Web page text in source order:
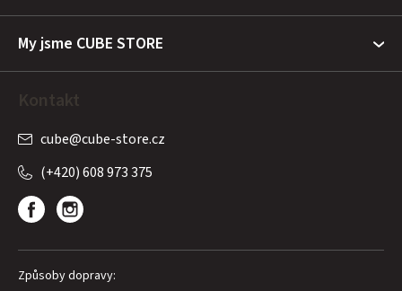
My jsme CUBE STORE
Kontakt
cube@cube-store.cz
(+420) 608 973 375
Způsoby dopravy: